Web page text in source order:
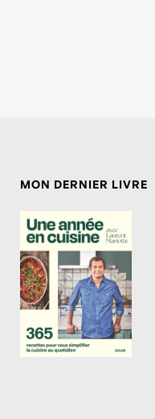
MON DERNIER LIVRE